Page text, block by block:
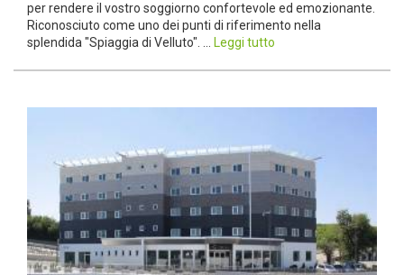
per rendere il vostro soggiorno confortevole ed emozionante.
Riconosciuto come uno dei punti di riferimento nella
splendida "Spiaggia di Velluto". ...
Leggi tutto